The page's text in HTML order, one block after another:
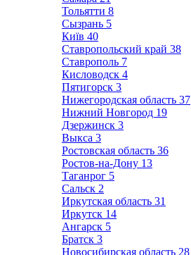
Тольятти 8
Сызрань 5
Київ 40
Ставропольский край 38
Ставрополь 7
Кисловодск 4
Пятигорск 3
Нижегородская область 37
Нижний Новгород 19
Дзержинск 3
Выкса 3
Ростовская область 36
Ростов-на-Дону 13
Таганрог 5
Сальск 2
Иркутская область 31
Иркутск 14
Ангарск 5
Братск 3
Новосибирская область 28